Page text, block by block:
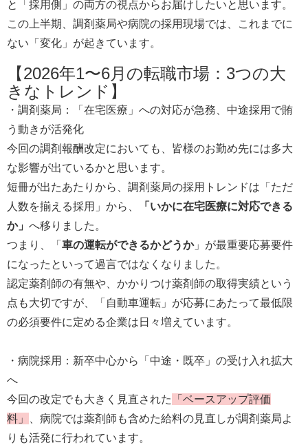
と「採用側」の両方の視点からお届けしたいと思います。
この上半期、調剤薬局や病院の採用現場では、これまでに
ない「変化」が起きています。
【2026年1〜6月の転職市場：3つの大
きなトレンド】
・調剤薬局：「在宅医療」への対応が急務、中途採用で賄
う動きが活発化
今回の調剤報酬改定においても、皆様のお勤め先には多大
な影響が出ているかと思います。
短冊が出たあたりから、調剤薬局の採用トレンドは「ただ
人数を揃える採用」から、
「いかに在宅医療に対応できる
か」 へ移りました。
つまり、「 車の運転ができるかどうか」が最重要応募要件
になったといって過言ではなくなりました。
認定薬剤師の有無や、かかりつけ薬剤師の取得実績という
点も大切ですが、「自動車運転」が応募にあたって最低限
の必須要件に定める企業は日々増えています。
・病院採用：新卒中心から「中途・既卒」の受け入れ拡大
へ
今回の改定でも大きく見直された
「ベースアップ評価
料」
、病院では薬剤師も含めた給料の見直しが調剤薬局よ
りも活発に行われています。